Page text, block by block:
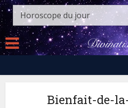
Bienfait-de-